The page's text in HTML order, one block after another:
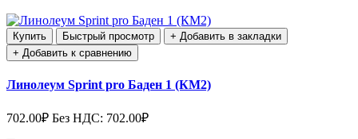
Купить Быстрый просмотр
+ Добавить в закладки
+ Добавить к сравнению
Линолеум Sprint pro Баден 1 (КМ2)
702.00₽ Без НДС: 702.00₽